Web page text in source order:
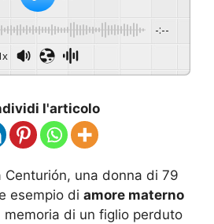
-:--
l'articolo
Centurión, una donna di 79
esempio di amore materno
di un figlio perduto